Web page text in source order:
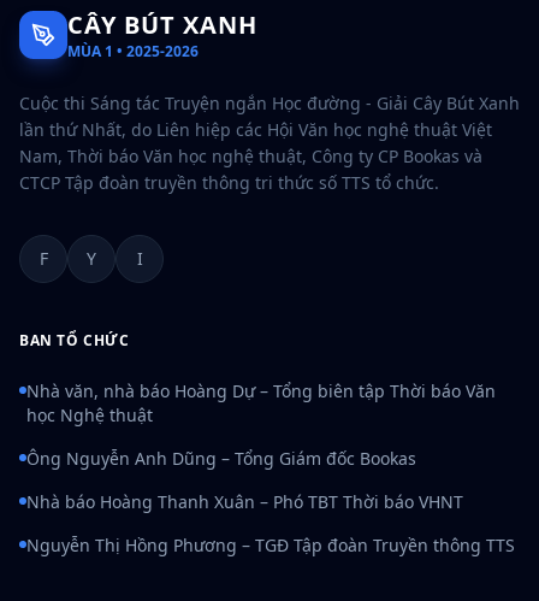
CÂY BÚT XANH
MÙA 1 • 2025-2026
Cuộc thi Sáng tác Truyện ngắn Học đường - Giải Cây Bút Xanh
lần thứ Nhất, do Liên hiệp các Hội Văn học nghệ thuật Việt
Nam, Thời báo Văn học nghệ thuật, Công ty CP Bookas và
CTCP Tập đoàn truyền thông tri thức số TTS tổ chức.
F Y I
BAN TỔ CHỨC
Nhà văn, nhà báo Hoàng Dự – Tổng biên tập Thời báo Văn
học Nghệ thuật
Ông Nguyễn Anh Dũng – Tổng Giám đốc Bookas
Nhà báo Hoàng Thanh Xuân – Phó TBT Thời báo VHNT
Nguyễn Thị Hồng Phương – TGĐ Tập đoàn Truyền thông TTS